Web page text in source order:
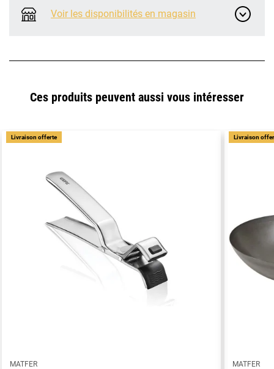
Voir les disponibilités en magasin
Ces produits peuvent aussi vous intéresser
MATFER
Livraison offerte
MATFER
Livraison